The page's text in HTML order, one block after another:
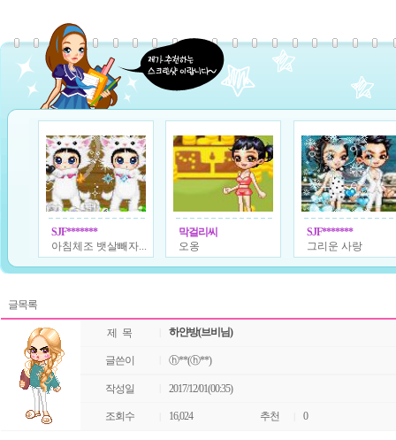
SJF*******
아침체조 뱃살빼자...
막걸리씨
오옹
SJF*******
그리운 사랑
글목록
제 목 하얀방(브비님)
글쓴이 ⓗ**(ⓗ**)
작성일 2017/12/01(00:35)
조회수 16,024 추천 0